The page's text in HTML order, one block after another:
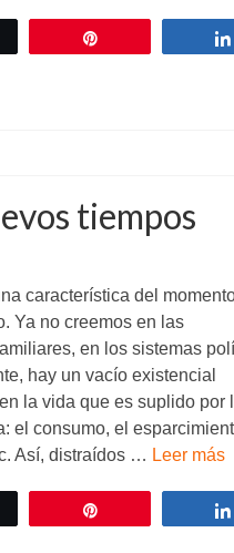
tiempos
característica del
Ya no creemos en las
en los sistemas
hay un vacío existencial
la vida que es suplido por
el consumo, el
Así, distraídos … Leer más